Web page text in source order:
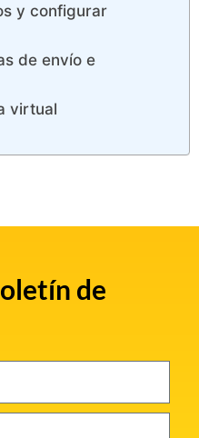
y configurar
de envío e
virtual
de